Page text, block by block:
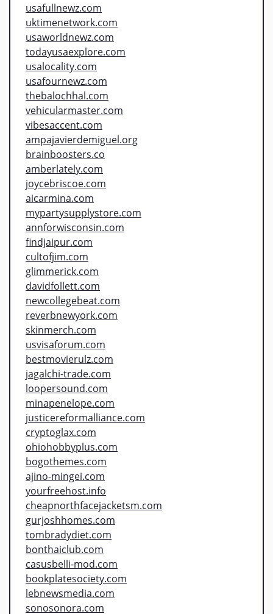
usafullnewz.com
uktimenetwork.com
usaworldnewz.com
todayusaexplore.com
usalocality.com
usafournewz.com
thebalochhal.com
vehicularmaster.com
vibesaccent.com
ampajavierdemiguel.org
brainboosters.co
amberlately.com
joycebriscoe.com
aicarmina.com
mypartysupplystore.com
annforwisconsin.com
findjaipur.com
cultofjim.com
glimmerick.com
davidfollett.com
newcollegebeat.com
reverbnewyork.com
skinmerch.com
usvisaforum.com
bestmovierulz.com
jagalchi-trade.com
loopersound.com
minapenelope.com
justicereformalliance.com
cryptoglax.com
ohiohobbyplus.com
bogothemes.com
ajino-mingei.com
yourfreehost.info
cheapnorthfacejacketsm.com
gurjoshhomes.com
tombradydiet.com
bonthaiclub.com
casusbelli-mod.com
bookplatesociety.com
lebnewsmedia.com
sonosonora.com